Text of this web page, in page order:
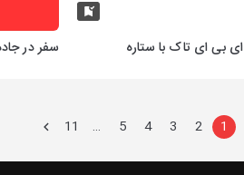
ای بی ای تاک با ستاره سفر در
1
2
3
4
5
…
11